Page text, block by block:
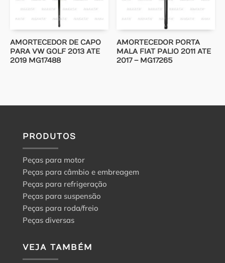
AMORTECEDOR DE CAPO
PARA VW GOLF 2013 ATE
2019 MG17488
AMORTECEDOR PORTA
MALA FIAT PALIO 2011 ATE
2017 – MG17265
PRODUTOS
Peças para motor
Peças para câmbio e embreagem
Peças para refrigeração
Peças para suspensão
Peças para roda/freio
Peças diversas
VEJA TAMBÉM